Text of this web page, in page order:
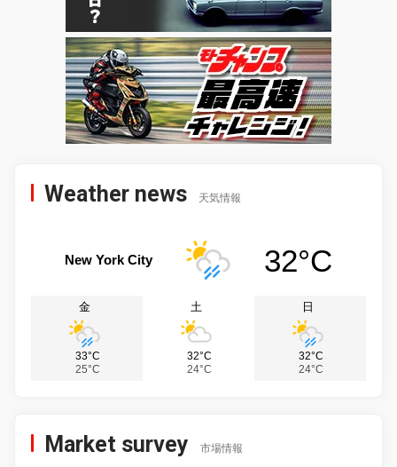
Weather news 天気情報
New York City 32°C
金
33°C
25°C
土
32°C
24°C
日
32°C
24°C
Market survey 市場情報